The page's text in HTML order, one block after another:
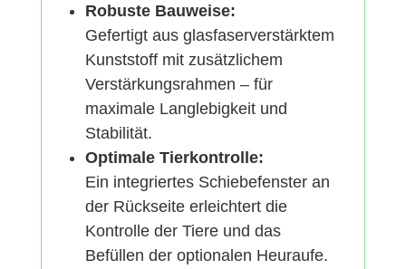
Robuste Bauweise:
Gefertigt aus glasfaserverstärktem
Kunststoff mit zusätzlichem
Verstärkungsrahmen – für
maximale Langlebigkeit und
Stabilität.
Optimale Tierkontrolle:
Ein integriertes Schiebefenster an
der Rückseite erleichtert die
Kontrolle der Tiere und das
Befüllen der optionalen Heuraufe.